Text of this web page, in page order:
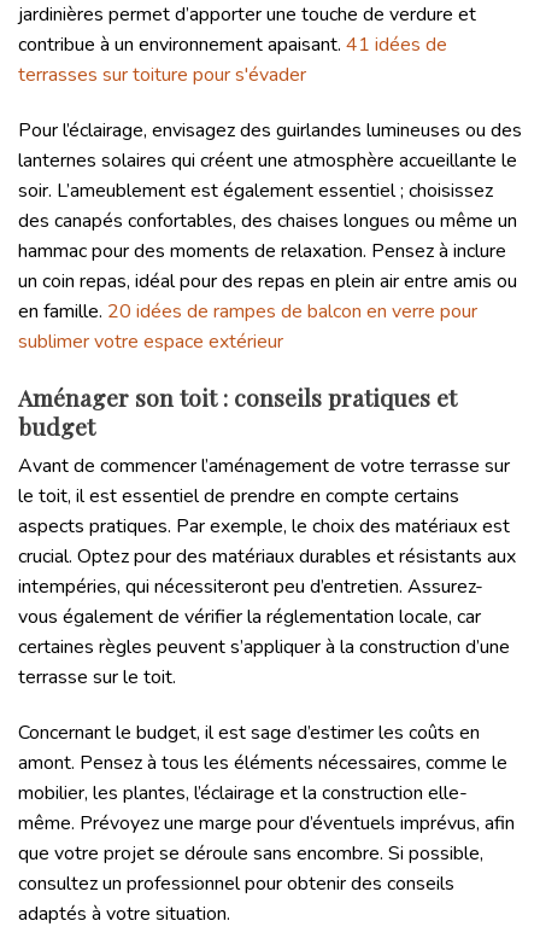
jardinières permet d’apporter une touche de verdure et
contribue à un environnement apaisant. 41 idées de
terrasses sur toiture pour s'évader
Pour l’éclairage, envisagez des guirlandes lumineuses ou des
lanternes solaires qui créent une atmosphère accueillante le
soir. L’ameublement est également essentiel ; choisissez
des canapés confortables, des chaises longues ou même un
hammac pour des moments de relaxation. Pensez à inclure
un coin repas, idéal pour des repas en plein air entre amis ou
en famille. 20 idées de rampes de balcon en verre pour
sublimer votre espace extérieur
Aménager son toit : conseils pratiques et
budget
Avant de commencer l’aménagement de votre terrasse sur
le toit, il est essentiel de prendre en compte certains
aspects pratiques. Par exemple, le choix des matériaux est
crucial. Optez pour des matériaux durables et résistants aux
intempéries, qui nécessiteront peu d’entretien. Assurez-
vous également de vérifier la réglementation locale, car
certaines règles peuvent s’appliquer à la construction d’une
terrasse sur le toit.
Concernant le budget, il est sage d’estimer les coûts en
amont. Pensez à tous les éléments nécessaires, comme le
mobilier, les plantes, l’éclairage et la construction elle-
même. Prévoyez une marge pour d’éventuels imprévus, afin
que votre projet se déroule sans encombre. Si possible,
consultez un professionnel pour obtenir des conseils
adaptés à votre situation.